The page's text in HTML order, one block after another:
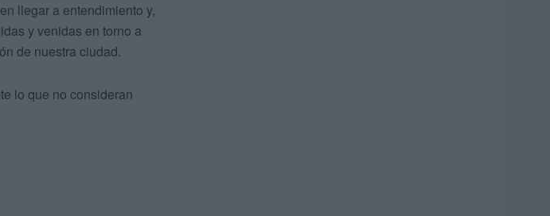
llegar a entendimiento y,
y venidas en torno a
de nuestra ciudad.
lo que no consideran